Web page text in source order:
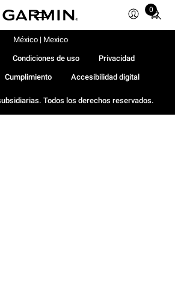
0
Total
items
in
Todos los derechos reservados.
Condiciones de uso Privacidad
Cumplimiento Accesibilidad digital
México | Mexico